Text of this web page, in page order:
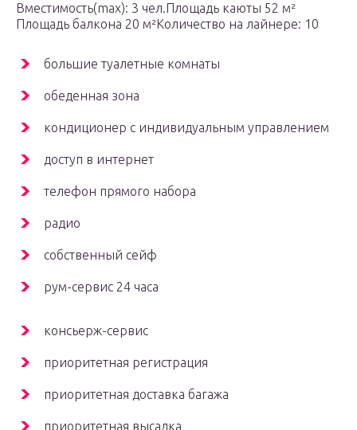
Вместимость(max): 3 чел.Площадь каюты 52 м²
Площадь балкона 20 м²Количество на лайнере: 10
большие туалетные комнаты
обеденная зона
кондиционер с индивидуальным управлением
доступ в интернет
телефон прямого набора
радио
собственный сейф
рум-сервис 24 часа
консьерж-сервис
приоритетная регистрация
приоритетная доставка багажа
приоритетная высадка